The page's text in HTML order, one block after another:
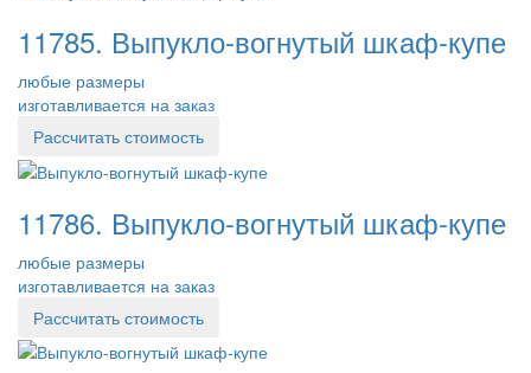
11785. Выпукло-вогнутый шкаф-купе
любые размеры
изготавливается на заказ
Рассчитать стоимость
11786. Выпукло-вогнутый шкаф-купе
любые размеры
изготавливается на заказ
Рассчитать стоимость